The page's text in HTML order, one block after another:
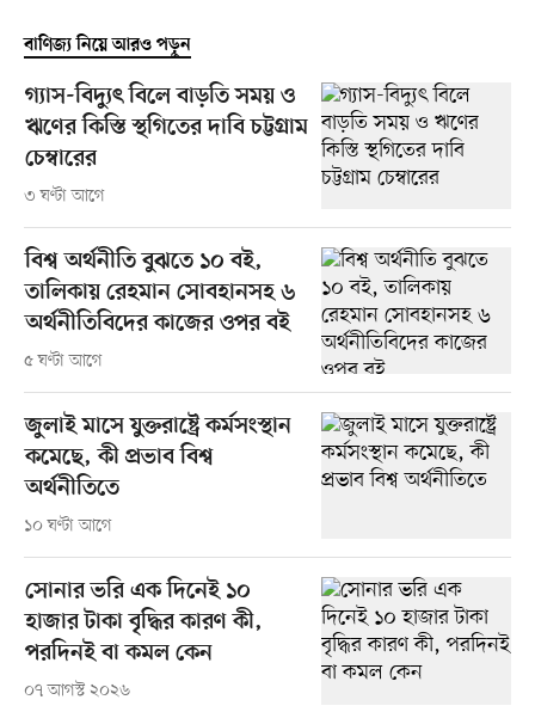
বাণিজ্য নিয়ে আরও পড়ুন
গ্যাস-বিদ্যুৎ বিলে বাড়তি সময় ও
ঋণের কিস্তি স্থগিতের দাবি চট্টগ্রাম
চেম্বারের
৩ ঘণ্টা আগে
বিশ্ব অর্থনীতি বুঝতে ১০ বই,
তালিকায় রেহমান সোবহানসহ ৬
অর্থনীতিবিদের কাজের ওপর বই
৫ ঘণ্টা আগে
জুলাই মাসে যুক্তরাষ্ট্রে কর্মসংস্থান
কমেছে, কী প্রভাব বিশ্ব
অর্থনীতিতে
১০ ঘণ্টা আগে
সোনার ভরি এক দিনেই ১০
হাজার টাকা বৃদ্ধির কারণ কী,
পরদিনই বা কমল কেন
০৭ আগস্ট ২০২৬